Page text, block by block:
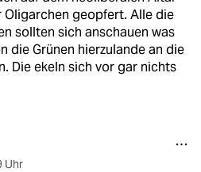
Oligarchen geopfert. Alle die
sollten sich anschauen was
die Grünen hierzulande an die
Die ekeln sich vor gar nichts
Uhr